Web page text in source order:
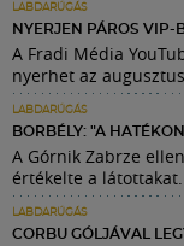
LABDARÚGÁS
NYERJEN PÁROS VIP-
A Fradi Média
nyerhet az
LABDARÚGÁS
BORBÉLY: "A
A Górnik Zabrze
értékelte a látottakat.
LABDARÚGÁS
CORBU GÓLJÁVAL